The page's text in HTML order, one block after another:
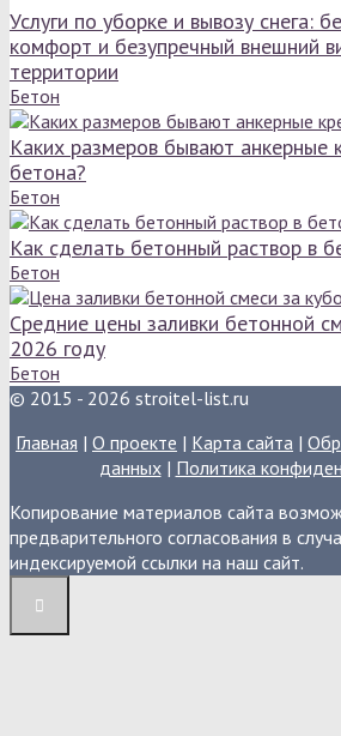
Услуги по уборке и вывозу снега:
комфорт и безупречный внешний
территории
Бетон
Каких размеров бывают анкерные
бетона?
Бетон
Как сделать бетонный раствор в
Бетон
Средние цены заливки бетонной
2026 году
Бетон
© 2015 - 2026 stroitel-list.ru
Главная | О проекте | Карта сайта |
данных| Политика
Копирование материалов сайта
предварительного согласования в
индексируемой ссылки на наш сайт.